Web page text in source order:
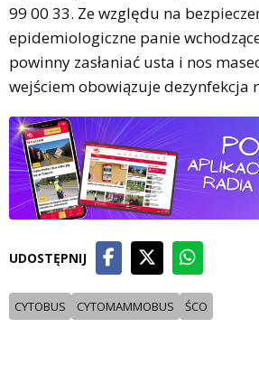
99 00 33. Ze względu na
epidemiologiczne panie
powinny zasłaniać usta i nos
wejściem obowiązuje dezynfekcja
UDOSTĘPNIJ
CYTOBUS CYTOMAMMOBUS ŚCO